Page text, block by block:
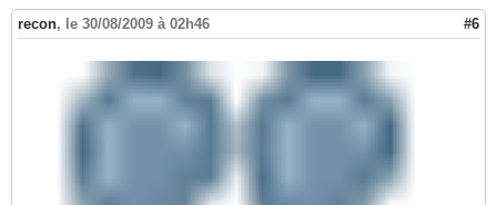
recon, le 30/08/2009 à 02h46 #6